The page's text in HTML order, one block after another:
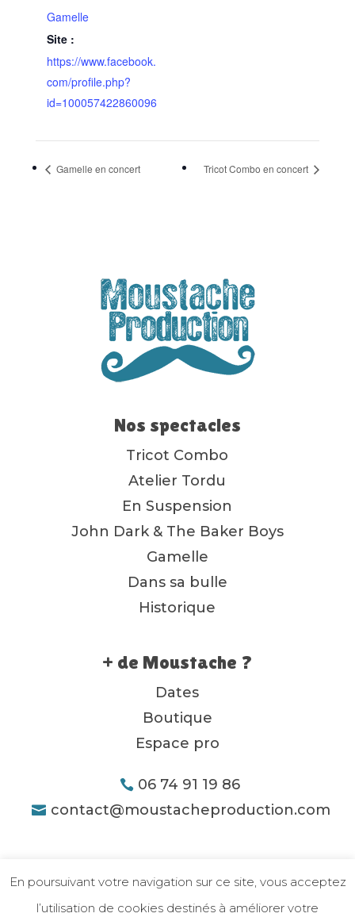
Gamelle
Site :
https://www.facebook.
com/profile.php?
id=100057422860096
Gamelle en concert Tricot Combo en concert
Nos spectacles
Tricot Combo
Atelier Tordu
En Suspension
John Dark & The Baker Boys
Gamelle
Dans sa bulle
Historique
+ de Moustache ?
Dates
Boutique
Espace pro
06 74 91 19 86
contact@moustacheproduction.com
En poursuivant votre navigation sur ce site, vous acceptez
l’utilisation de cookies destinés à améliorer votre